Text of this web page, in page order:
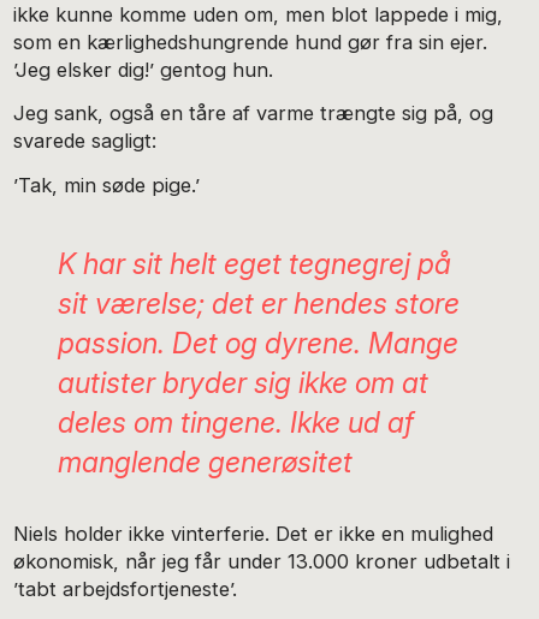
ikke kunne komme uden om, men blot lappede i mig,
som en kærlighedshungrende hund gør fra sin ejer.
’Jeg elsker dig!’ gentog hun.
Jeg sank, også en tåre af varme trængte sig på, og
svarede sagligt:
’Tak, min søde pige.’
K har sit helt eget tegnegrej på
sit værelse; det er hendes store
passion. Det og dyrene. Mange
autister bryder sig ikke om at
deles om tingene. Ikke ud af
manglende generøsitet
Niels holder ikke vinterferie. Det er ikke en mulighed
økonomisk, når jeg får under 13.000 kroner udbetalt i
’tabt arbejdsfortjeneste’.